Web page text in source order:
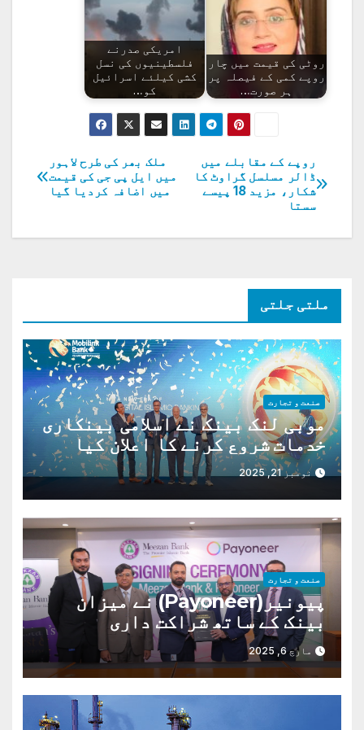
روٹی کی قیمت میں چار
روپے کمی کے فیصلہ پر
ہر صورت…
امریکی صدرنے
فلسطینیوں کی نسل
کشی کیلئے اسرائیل
کو…
پوسٹوں
کی
نیویگیشن
ملک بھر کی طرح لاہور
میں ایل پی جی کی قیمت
میں اضافہ کردیا گیا
روپے کے مقابلے میں
ڈالر مسلسل گراوٹ کا
شکار، مزید 18 پیسے
سستا
ملتی جلتی
صنعت و تجارت
موبی لنک بینک نے اسلامی بینکاری
خدمات شروع کرنے کا اعلان کیا
ہے،
نومبر 21, 2025
صنعت و تجارت
پیونیر(Payoneer) نے میزان
بینک کے ساتھ شراکت داری
مارچ 6, 2025